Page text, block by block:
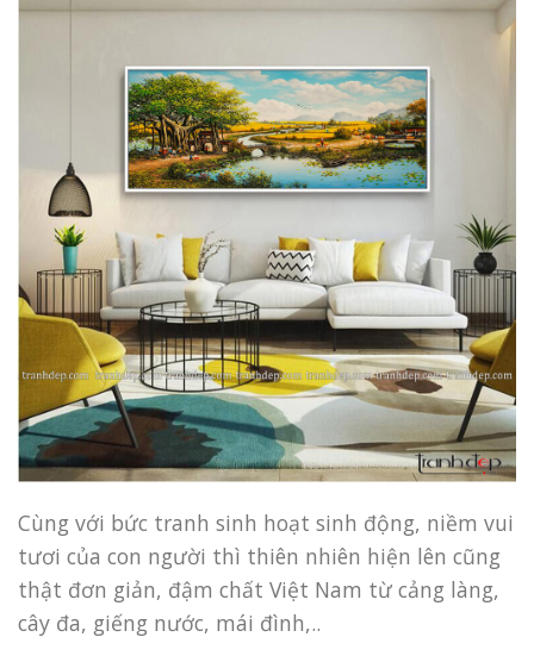
Cùng với bức tranh sinh hoạt sinh động, niềm vui
tươi của con người thì thiên nhiên hiện lên cũng
thật đơn giản, đậm chất Việt Nam từ cảng làng,
cây đa, giếng nước, mái đình,..